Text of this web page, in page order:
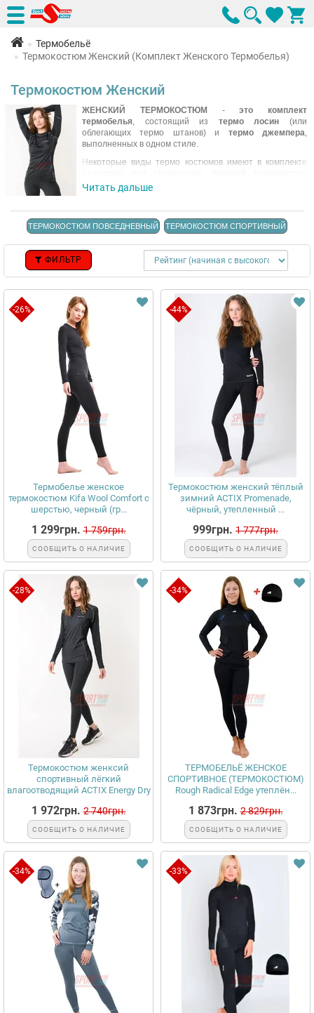
Термобельё
Термокостюм Женский (Комплект Женского Термобелья)
Термокостюм Женский
ЖЕНСКИЙ ТЕРМОКОСТЮМ -это комплект
термобелья, состоящий из термо лосин (или
облегающих термо штанов) и термо джемпера,
выполненных в одном стиле.
Некоторые виды термо костюмов имеют в комплекте
может быть повседневным или спортивным, с
воспользуйтесь фильтром по назначению, размеру и
другим характеристикам термокомплектов для женщин.
Читать полностью
Читать дальше
ТЕРМОКОСТЮМ ПОВСЕДНЕВНЫЙ ТЕРМОКОСТЮМ СПОРТИВНЫЙ
ФИЛЬТР
-26%
Термобелье женское
термокостюм Kifa Wool Comfort с
шерстью, черный (гр...
1 299грн. 1 759грн.
СООБЩИТЬ О НАЛИЧИЕ
-44%
Термокостюм женский тёплый
зимний ACTIX Promenade,
чёрный, утепленный ...
999грн. 1 777грн.
СООБЩИТЬ О НАЛИЧИЕ
-28%
Термокостюм женксий
спортивный лёгкий
влагоотводящий ACTIX Energy Dry
1 972грн. 2 740грн.
СООБЩИТЬ О НАЛИЧИЕ
-34%
ТЕРМОБЕЛЬЁ ЖЕНСКОЕ
СПОРТИВНОЕ (ТЕРМОКОСТЮМ)
Rough Radical Edge утеплён...
1 873грн. 2 829грн.
СООБЩИТЬ О НАЛИЧИЕ
-34% -33%